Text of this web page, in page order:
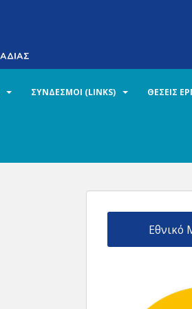
ΣΥΝΔΕΣΜΟΙ (LINKS) ΘΕΣΕΙΣ
Εθνικό